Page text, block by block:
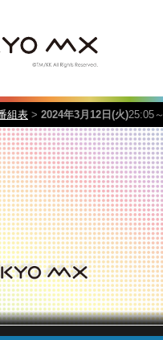
組表 > 2024年3月12日(火)25:05～